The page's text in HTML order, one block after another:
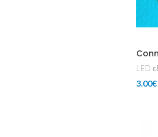
LED
3.00€